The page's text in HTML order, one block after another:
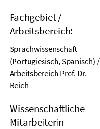
Fachgebiet /
Arbeitsbereich:
Sprachwissenschaft
(Portugiesisch, Spanisch) /
Arbeitsbereich Prof. Dr.
Reich
Wissenschaftliche
Mitarbeiterin